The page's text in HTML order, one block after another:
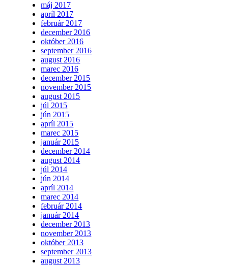
máj 2017
apríl 2017
február 2017
december 2016
október 2016
september 2016
august 2016
marec 2016
december 2015
november 2015
august 2015
júl 2015
jún 2015
apríl 2015
marec 2015
január 2015
december 2014
august 2014
júl 2014
jún 2014
apríl 2014
marec 2014
február 2014
január 2014
december 2013
november 2013
október 2013
september 2013
august 2013